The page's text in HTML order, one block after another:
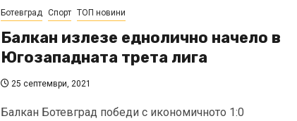
Ботевград Спорт ТОП новини
Балкан излезе еднолично начело в
Югозападната трета лига
25 септември, 2021
Балкан Ботевград победи с икономичното 1:0